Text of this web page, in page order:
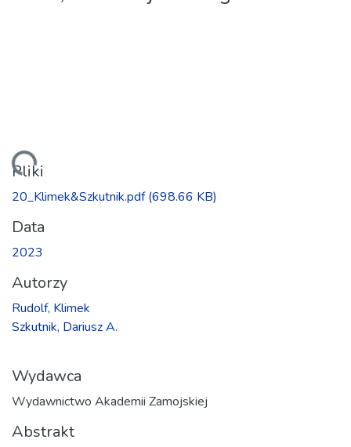
Pliki
20_Klimek&Szkutnik.pdf(698.66 KB)
Data
2023
Autorzy
Rudolf, Klimek
Szkutnik, Dariusz A.
Wydawca
Wydawnictwo Akademii Zamojskiej
Abstrakt